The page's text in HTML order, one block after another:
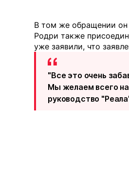
В том же обращении он
Родри также
уже заявили, что
"Все это очень
Мы желаем всего
руководство